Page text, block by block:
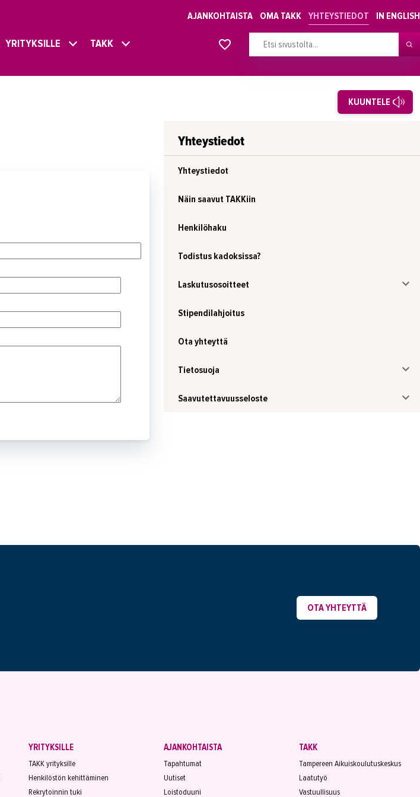
AJANKOHTAISTA OMA TAKK YHTEYSTIEDOT IN ENGLISH
YRITYKSILLE TAKK
KUUNTELE
Yhteystiedot
Yhteystiedot
Näin saavut TAKKiin
Henkilöhaku
Todistus kadoksissa?
Laskutusosoitteet
Stipendilahjoitus
Ota yhteyttä
Tietosuoja
Saavutettavuusseloste
OTA YHTEYTTÄ
YRITYKSILLE
TAKK yrityksille
Henkilöstön kehittäminen
Rekrytoinnin tuki
AJANKOHTAISTA
Tapahtumat
Uutiset
Loistoduuni
TAKK
Tampereen Aikuiskoulutuskeskus
Laatutyö
Vastuullisuus
Alkavat koulutukset osiosta